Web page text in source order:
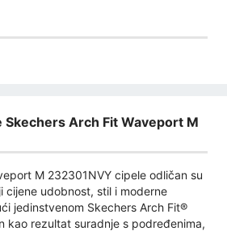
Skechers Arch Fit Waveport M
M 232301NVY cipele odličan su
cijene udobnost, stil i moderne
jedinstvenom Skechers Arch Fit®
kao rezultat suradnje s podređenima,